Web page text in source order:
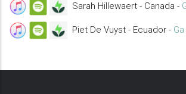
Sarah Hillewaert - Canada -
Piet De Vuyst - Ecuador -